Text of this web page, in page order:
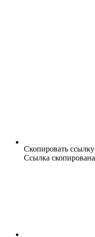
Скопировать ссылку
Ссылка скопирована